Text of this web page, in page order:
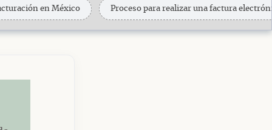
en México Proceso para realizar una factura